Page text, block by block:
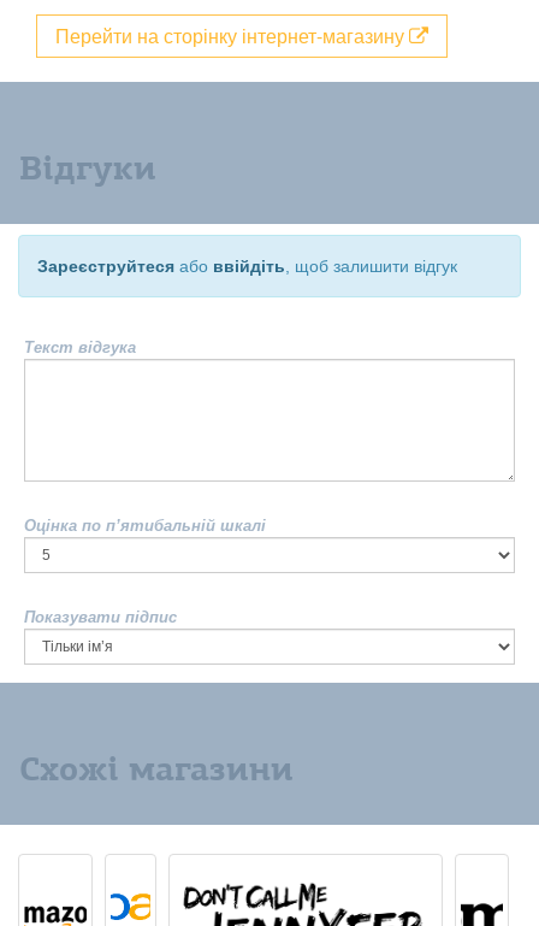
Перейти на сторінку інтернет-магазину
Відгуки
Зареєструйтеся або ввійдіть , щоб залишити відгук
Текст відгука
Оцінка по п’ятибальній шкалі
Показувати підпис
Схожі магазини